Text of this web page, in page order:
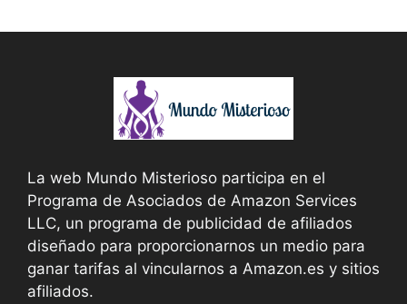
La web Mundo Misterioso participa en el
Programa de Asociados de Amazon Services
LLC, un programa de publicidad de afiliados
diseñado para proporcionarnos un medio para
ganar tarifas al vincularnos a Amazon.es y sitios
afiliados.